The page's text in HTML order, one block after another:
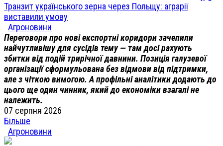
Транзит українського зерна через Польщу: аграрії
виставили умову
Агроновини
Переговори про нові експортні коридори зачепили
найчутливішу для сусідів тему — там досі рахують
збитки від подій трирічної давнини. Позиція галузевої
організації сформульована без відмови від підтримки,
але з чіткою вимогою. А профільні аналітики додають до
цього ще один чинник, який до економіки взагалі не
належить.
07 серпня 2026
Більше
Агроновини